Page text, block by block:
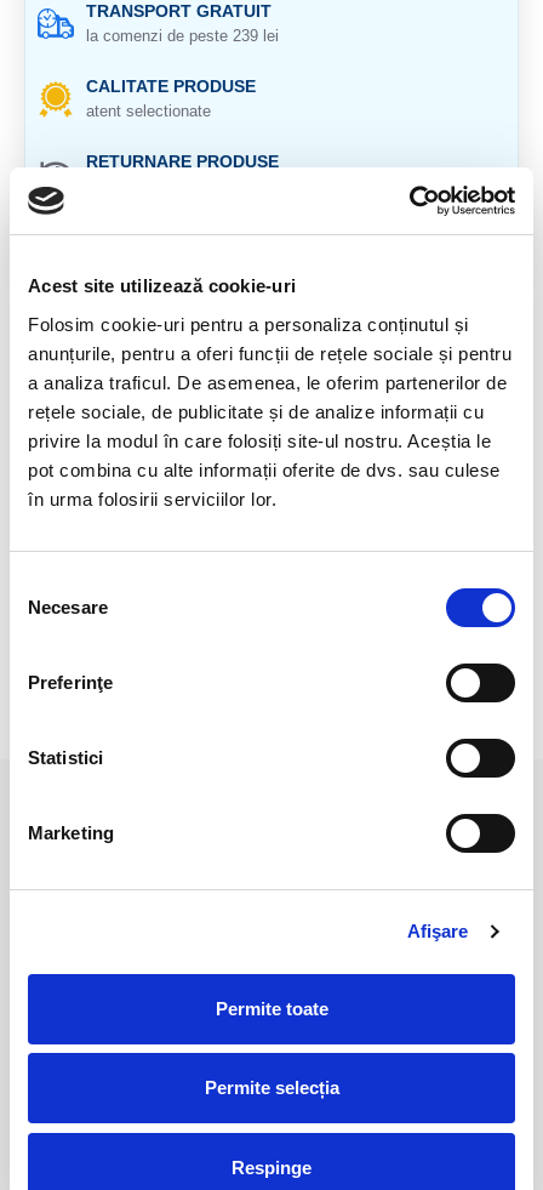
Acest site utilizează cookie-uri
Folosim cookie-uri pentru a personaliza conținutul și
anunțurile, pentru a oferi funcții de rețele sociale și pentru
a analiza traficul. De asemenea, le oferim partenerilor de
rețele sociale, de publicitate și de analize informații cu
privire la modul în care folosiți site-ul nostru. Aceștia le
pot combina cu alte informații oferite de dvs. sau culese
în urma folosirii serviciilor lor.
consimțământului
Necesare
Preferinţe
Statistici
Marketing
Afişare
Permite toate
Permite selecția
Respinge
TRANSPORT GRATUIT
la comenzi de peste 239 lei
CALITATE PRODUSE
atent selectionate
RETURNARE PRODUSE
GARANTIE PRODUSE
DESCRIERE PRODUS
Opal alb nobil, rar
Origine: Ethiopia
Cristal unicat. Veti primi produsul din imagine.
Pozele sunt realizate cu aparat profesionist sub lumina alba.
mobilului/tabletei/laptopului dumneavoastra.
Opal nobil Etiopia cabochon
Opal negru Etiopia